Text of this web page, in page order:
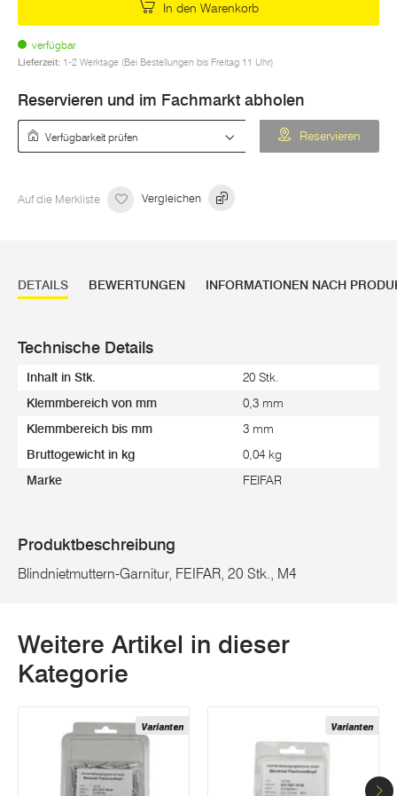
In den Warenkorb
verfügbar
Lieferzeit: 1-2 Werktage (Bei Bestellungen bis Freitag 11 Uhr)
Reservieren und im Fachmarkt abholen
Reservieren
Auf die Merkliste Vergleichen
DETAILS BEWERTUNGEN INFORMATIONEN NACH
Technische Details
Inhalt in Stk. 20 Stk.
Klemmbereich von mm 0,3 mm
Klemmbereich bis mm 3 mm
Bruttogewicht in kg 0,04 kg
Marke FEIFAR
Produktbeschreibung
Blindnietmuttern-Garnitur, FEIFAR, 20 Stk., M4
Weitere Artikel in dieser
Kategorie
Varianten Varianten